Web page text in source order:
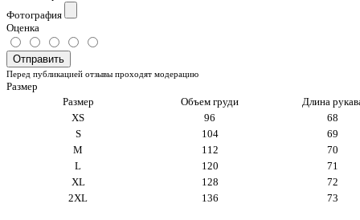
Фотография
Оценка
Отправить
Перед публикацией отзывы проходят модерацию
Размер
Размер
Объем груди
Длина
XS
96
68
S
104
69
M
112
70
L
120
71
XL
128
72
2XL
136 73